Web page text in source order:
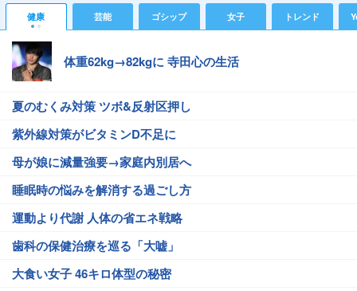
健康 芸能 ゴシップ 女子 トレンド
体重62kg→82kgに 寺田心の生活
夏のむくみ対策 ツボ&反射区押し
紫外線対策がビタミンD不足に
母が娘に減量強要→家庭内別居へ
睡眠時の悩みを解消する過ごし方
運動より代謝 人体の省エネ戦略
歯科の保健治療を巡る「大嘘」
大食い女子 46キロ体型の秘密